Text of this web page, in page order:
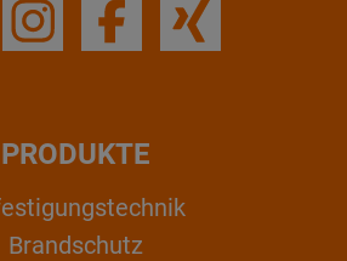
PRODUKTE
Brandschutz